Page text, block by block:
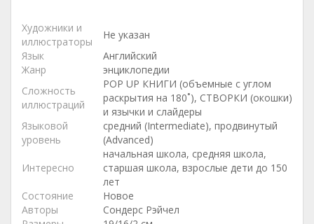
Художники и
иллюстраторы
Не указан
Язык
Английский
Жанр
энциклопедии
Сложность
иллюстраций
POP UP КНИГИ (объемные с углом
раскрытия на 180˚), СТВОРКИ (окошки)
и язычки и слайдеры
Языковой
уровень
средний (Intermediate), продвинутый
(Advanced)
Интересно
начальная школа, средняя школа,
старшая школа, взрослые дети до 150
лет
Состояние
Новое
Авторы
Сондерс Рэйчел